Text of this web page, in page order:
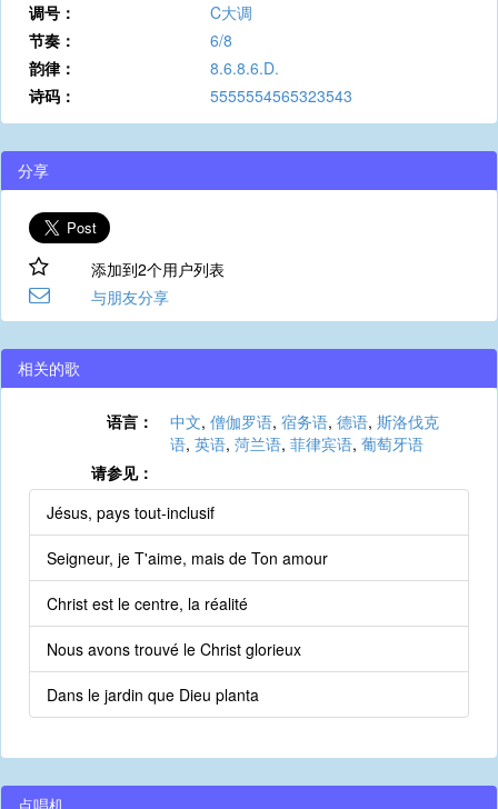
调号：
C大调
节奏：
6/8
韵律：
8.6.8.6.D.
诗码：
5555554565323543
分享
添加到2个用户列表
与朋友分享
相关的歌
语言： 中文, 僧伽罗语, 宿务语, 德语, 斯洛伐克
语, 英语, 菏兰语, 菲律宾语, 葡萄牙语
请参见：
Jésus, pays tout-inclusif
Seigneur, je T'aime, mais de Ton amour
Christ est le centre, la réalité
Nous avons trouvé le Christ glorieux
Dans le jardin que Dieu planta
点唱机